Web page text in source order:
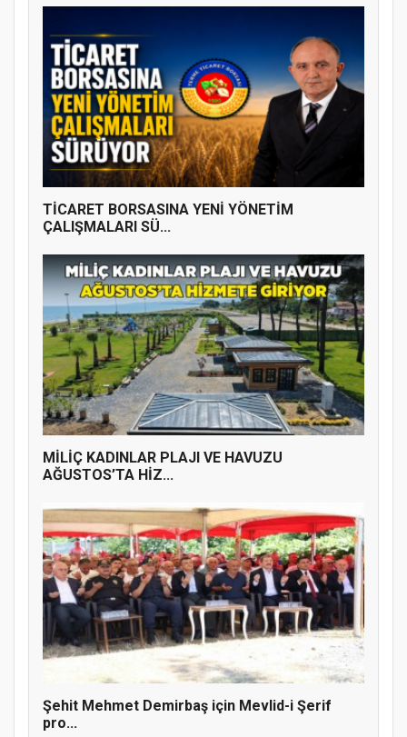
TİCARET BORSASINA YENİ YÖNETİM
ÇALIŞMALARI SÜ...
MİLİÇ KADINLAR PLAJI VE HAVUZU
AĞUSTOS’TA HİZ...
Şehit Mehmet Demirbaş için Mevlid-i Şerif
pro...